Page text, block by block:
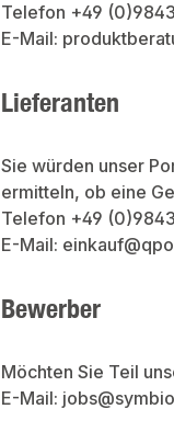
Telefon +49
E-Mail:
Lieferanten
Sie würden unser
ermitteln, ob eine
Telefon +49
E-Mail:
Bewerber
Möchten Sie Teil
E-Mail: